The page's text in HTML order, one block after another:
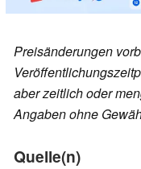
Preisänderungen
aber zeitlich oder
Angaben ohne
Quelle(n)